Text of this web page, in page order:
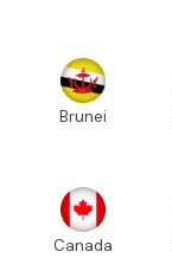
Brunei
Canada